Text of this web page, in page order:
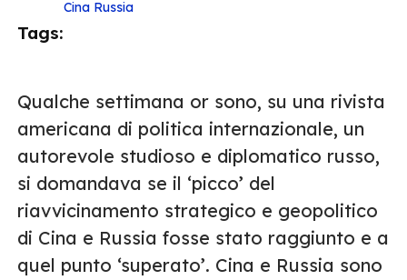
Tags:
Cina Russia
Qualche settimana or sono, su una rivista
americana di politica internazionale, un
autorevole studioso e diplomatico russo,
si domandava se il ‘picco’ del
riavvicinamento strategico e geopolitico
di Cina e Russia fosse stato raggiunto e a
quel punto ‘superato’. Cina e Russia sono